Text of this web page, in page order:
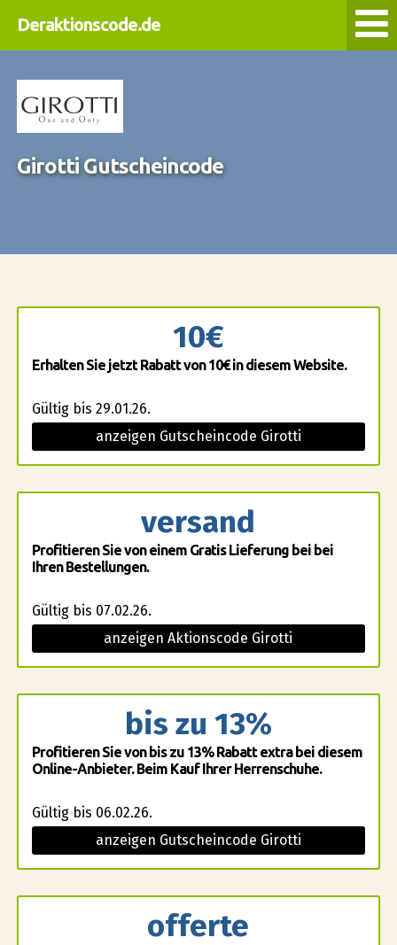
Deraktionscode.de
Girotti Gutscheincode
10€
Erhalten Sie jetzt Rabatt von 10€ in diesem Website.
Gültig bis 29.01.26.
anzeigen Gutscheincode Girotti
versand
Profitieren Sie von einem Gratis Lieferung bei bei
Ihren Bestellungen.
Gültig bis 07.02.26.
anzeigen Aktionscode Girotti
bis zu 13%
Profitieren Sie von bis zu 13% Rabatt extra bei diesem
Online-Anbieter. Beim Kauf Ihrer Herrenschuhe.
Gültig bis 06.02.26.
anzeigen Gutscheincode Girotti
offerte